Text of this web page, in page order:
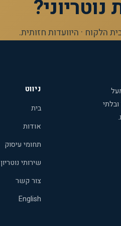
הלקוח · היוועדות חזותית.
ניווט
בית
אודות
תחומי עיסוק
שירותי נוטריון
צור קשר
English